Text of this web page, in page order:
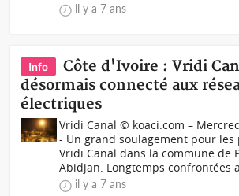
il y a 7 ans
Info
Côte d'Ivoire : Vridi
désormais connecté aux
électriques
Vridi Canal © koaci.com –
- Un grand soulagement pour
Vridi Canal dans la commune de
Abidjan. Longtemps confrontées
il y a 7 ans